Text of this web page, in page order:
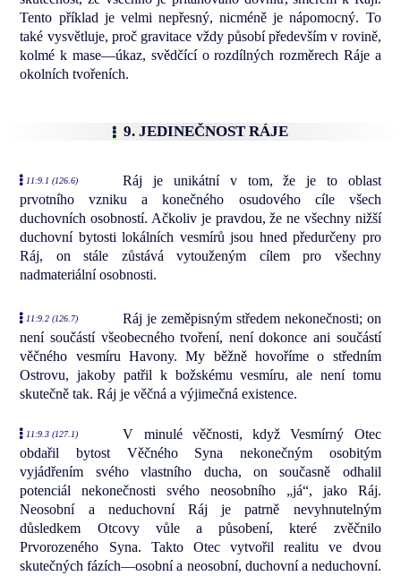
Tento příklad je velmi nepřesný, nicméně je nápomocný. To
také vysvětluje, proč gravitace vždy působí především v rovině,
kolmé k mase—úkaz, svědčící o rozdílných rozměrech Ráje a
okolních tvořeních.
9. JEDINEČNOST RÁJE
11:9.1 (126.6)
Ráj je unikátní v tom, že je to oblast
prvotního vzniku a konečného osudového cíle všech
duchovních osobností. Ačkoliv je pravdou, že ne všechny nižší
duchovní bytosti lokálních vesmírů jsou hned předurčeny pro
Ráj, on stále zůstává vytouženým cílem pro všechny
nadmateriální osobnosti.
11:9.2 (126.7)
Ráj je zeměpisným středem nekonečnosti; on
není součástí všeobecného tvoření, není dokonce ani součástí
věčného vesmíru Havony. My běžně hovoříme o středním
Ostrovu, jakoby patřil k božskému vesmíru, ale není tomu
skutečně tak. Ráj je věčná a výjimečná existence.
11:9.3 (127.1)
V minulé věčnosti, když Vesmírný Otec
obdařil bytost Věčného Syna nekonečným osobitým
vyjádřením svého vlastního ducha, on současně odhalil
potenciál nekonečnosti svého neosobního „já“, jako Ráj.
Neosobní a neduchovní Ráj je patrně nevyhnutelným
důsledkem Otcovy vůle a působení, které zvěčnilo
Prvorozeného Syna. Takto Otec vytvořil realitu ve dvou
skutečných fázích—osobní a neosobní, duchovní a neduchovní.